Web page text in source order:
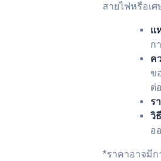
สายไฟหรือเ
แ
ก
ค
ข
ต่
ร
วิ
อ
*ราคาอาจมีก